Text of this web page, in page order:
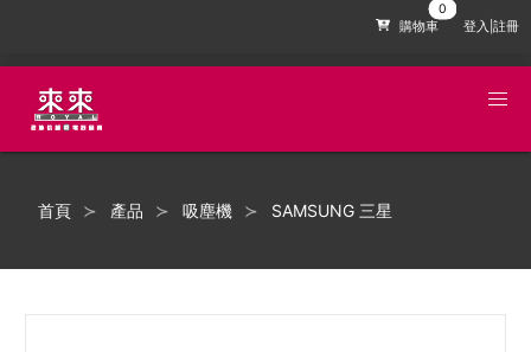
購物車 登入|註冊
首頁 產品 吸塵機 SAMSUNG 三星